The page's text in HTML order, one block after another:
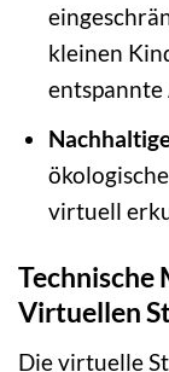
kleinen
entspannte
virtuell
Technische
Virtuellen
Die virtuelle